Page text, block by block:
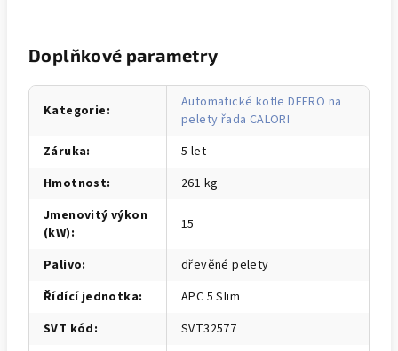
Doplňkové parametry
Kategorie:
Automatické kotle DEFRO na
pelety řada CALORI
Záruka:
5 let
Hmotnost:
261 kg
Jmenovitý výkon
(kW): 15
Palivo:
dřevěné pelety
Řídící jednotka:
APC 5 Slim
SVT kód:
SVT32577